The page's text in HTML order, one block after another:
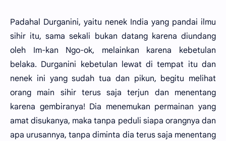
Padahal Durganini, yaitu nenek India yang pandai ilmu
sihir itu, sama sekali bukan datang karena diundang
oleh Im-kan Ngo-ok, melainkan karena kebetulan
belaka. Durganini kebetulan lewat di tempat itu dan
nenek ini yang sudah tua dan pikun, begitu melihat
orang main sihir terus saja terjun dan menentang
karena gembiranya! Dia menemukan permainan yang
amat disukanya, maka tanpa peduli siapa orangnya dan
apa urusannya, tanpa diminta dia terus saja menentang